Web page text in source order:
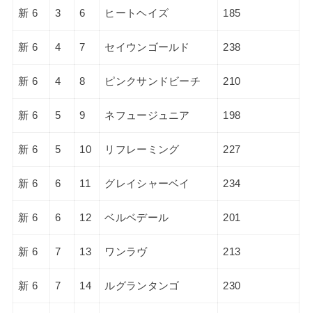
新 6 3 6 ヒートヘイズ 185
新 6 4 7 セイウンゴールド 238
新 6 4 8 ピンクサンドビーチ 210
新 6 5 9 ネフュージュニア 198
新 6 5 10 リフレーミング 227
新 6 6 11 グレイシャーベイ 234
新 6 6 12 ベルベデール 201
新 6 7 13 ワンラヴ 213
新 6 7 14 ルグランタンゴ 230